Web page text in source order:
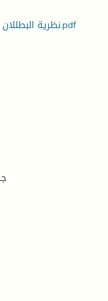
نظرية البطللان في القانون المدني الجزائري.pdf